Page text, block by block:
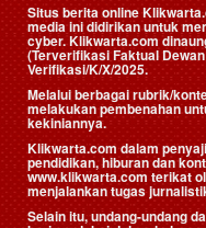
Situs berita online
media ini didirikan untuk
cyber. Klikwarta.com
(Terverifikasi Faktual
Verifikasi/K/X/2025.
Melalui berbagai rubrik/
melakukan pembenahan
kekiniannya.
Klikwarta.com dalam
pendidikan, hiburan dan
www.klikwarta.com terikat
menjalankan tugas
Selain itu, undang-undang